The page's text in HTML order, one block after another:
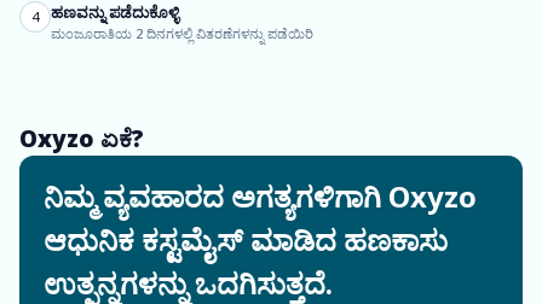
4 ಹಣವನ್ನು ಪಡೆದುಕೊಳ್ಳಿ
ಮಂಜೂರಾತಿಯ 2 ದಿನಗಳಲ್ಲಿ ವಿತರಣೆಗಳನ್ನು ಪಡೆಯಿರಿ
Oxyzo ಏಕೆ?
ನಿಮ್ಮ ವ್ಯವಹಾರದ ಅಗತ್ಯಗಳಿಗಾಗಿ Oxyzo
ಆಧುನಿಕ ಕಸ್ಟಮೈಸ್ ಮಾಡಿದ ಹಣಕಾಸು
ಉತ್ಪನ್ನಗಳನ್ನು ಒದಗಿಸುತ್ತದೆ.